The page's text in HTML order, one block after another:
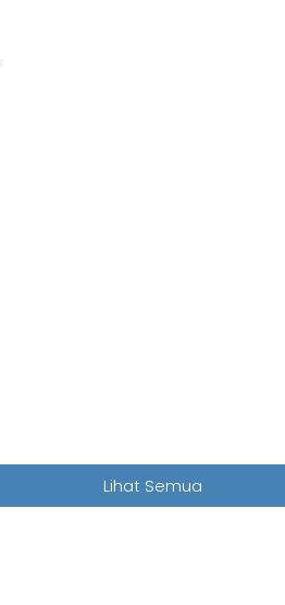
Lihat Semua